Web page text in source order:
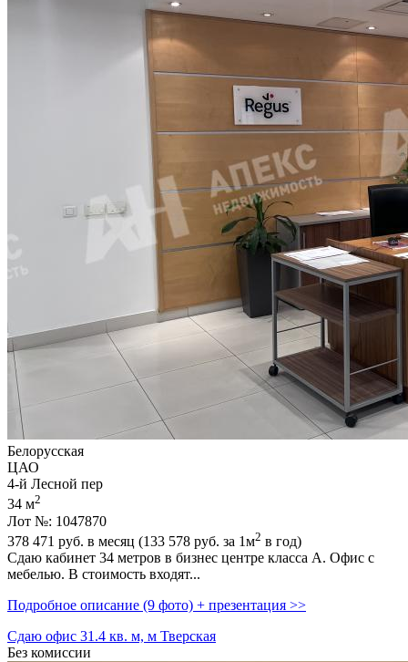
Белорусская
ЦАО
4-й Лесной пер
34 м2
Лот №: 1047870
378 471 руб. в месяц (133 578 руб. за 1м2 в год)
Сдаю кабинет 34 метров в бизнес центре класса А. Офис с
мебелью. В стоимость входят...
Подробное описание (9 фото) + презентация >>
Сдаю офис 31.4 кв. м, м Тверская
Без комиссии